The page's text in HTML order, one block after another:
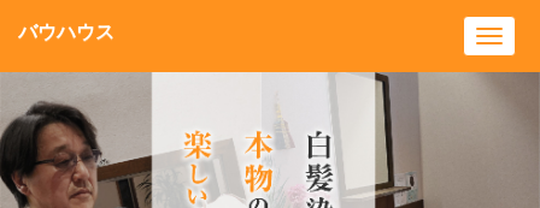
バウハウス